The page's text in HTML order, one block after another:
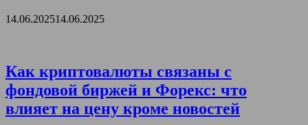
14.06.202514.06.2025
Как криптовалюты связаны с
фондовой биржей и Форекс: что
влияет на цену кроме новостей